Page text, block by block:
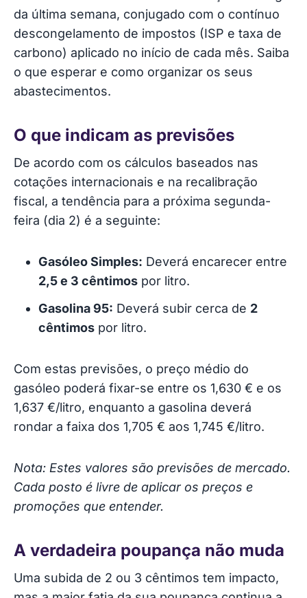
da última semana, conjugado com o contínuo
descongelamento de impostos (ISP e taxa de
carbono) aplicado no início de cada mês. Saiba
o que esperar e como organizar os seus
abastecimentos.
O que indicam as previsões
De acordo com os cálculos baseados nas
cotações internacionais e na recalibração
fiscal, a tendência para a próxima segunda-
feira (dia 2) é a seguinte:
Gasóleo Simples: Deverá encarecer entre
2,5 e 3 cêntimos por litro.
Gasolina 95: Deverá subir cerca de 2
cêntimos por litro.
Com estas previsões, o preço médio do
gasóleo poderá fixar-se entre os 1,630 € e os
1,637 €/litro, enquanto a gasolina deverá
rondar a faixa dos 1,705 € aos 1,745 €/litro.
Nota: Estes valores são previsões de mercado.
Cada posto é livre de aplicar os preços e
promoções que entender.
A verdadeira poupança não muda
Uma subida de 2 ou 3 cêntimos tem impacto,